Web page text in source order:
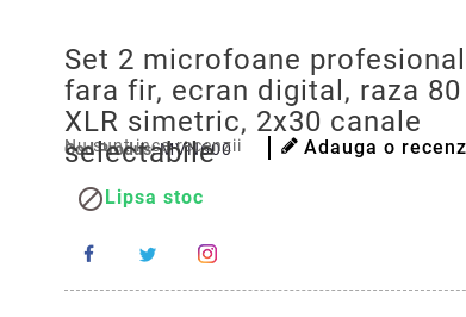
Set 2 microfoane
fara fir, ecran digital, raza 80
XLR simetric, 2x30 canale
selectabile
Cod Produs:MVN600
Nu sunt inca recenzii Adauga o
 Lipsa stoc